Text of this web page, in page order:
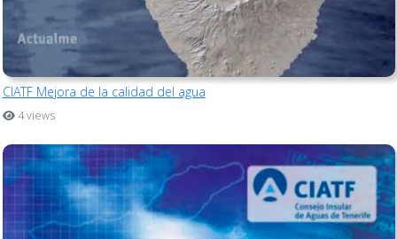
CIATF Mejora de la calidad del agua
4 views